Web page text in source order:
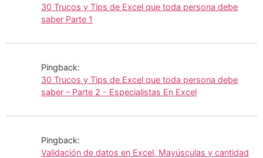
30 Trucos y Tips de Excel que toda persona debe
saber Parte 1
Pingback:
30 Trucos y Tips de Excel que toda persona debe
saber – Parte 2 - Especialistas En Excel
Pingback:
Validación de datos en Excel, Mayúsculas y cantidad